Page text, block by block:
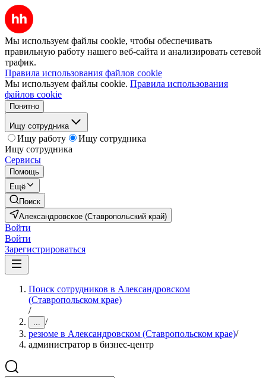
Мы используем файлы cookie, чтобы обеспечивать
правильную работу нашего веб-сайта и анализировать сетевой
трафик.
Правила использования файлов cookie
Мы используем файлы cookie. Правила использования
файлов cookie
Понятно
Ищу сотрудника
Ищу работу
Ищу сотрудника
Ищу сотрудника
Сервисы
Помощь
Ещё
Поиск
Александровское (Ставропольский край)
Войти
Войти
Зарегистрироваться
Поиск сотрудников в Александровском
(Ставропольском крае)
/
... /
резюме в Александровском (Ставропольском крае)/
администратор в бизнес-центр